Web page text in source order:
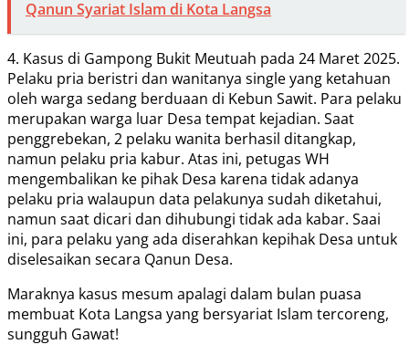
Qanun Syariat Islam di Kota Langsa
4. Kasus di Gampong Bukit Meutuah pada 24 Maret 2025.
Pelaku pria beristri dan wanitanya single yang ketahuan
oleh warga sedang berduaan di Kebun Sawit. Para pelaku
merupakan warga luar Desa tempat kejadian. Saat
penggrebekan, 2 pelaku wanita berhasil ditangkap,
namun pelaku pria kabur. Atas ini, petugas WH
mengembalikan ke pihak Desa karena tidak adanya
pelaku pria walaupun data pelakunya sudah diketahui,
namun saat dicari dan dihubungi tidak ada kabar. Saai
ini, para pelaku yang ada diserahkan kepihak Desa untuk
diselesaikan secara Qanun Desa.
Maraknya kasus mesum apalagi dalam bulan puasa
membuat Kota Langsa yang bersyariat Islam tercoreng,
sungguh Gawat!